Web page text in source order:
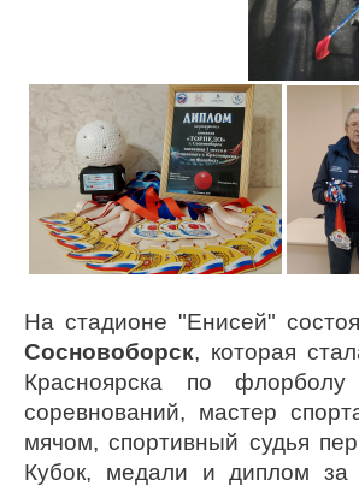
На стадионе "Енисей"
Сосновоборск, которая
Красноярска по
соревнований, мастер
мячом, спортивный судья
Кубок, медали и диплом за